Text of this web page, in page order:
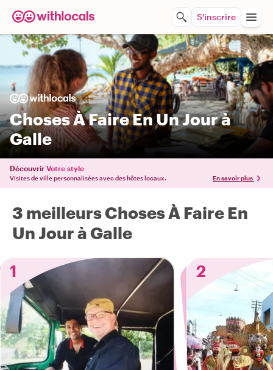
S'inscrire
Choses À Faire En Un Jour à
Galle
Découvrir Votre style
Visites de ville personnalisées avec des hôtes locaux. En savoir plus
3 meilleurs Choses À Faire En
Un Jour à Galle
1
2